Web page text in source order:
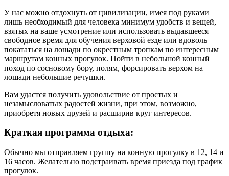
У нас можно отдохнуть от цивилизации, имея под руками
лишь необходимый для человека минимум удобств и вещей,
взятых на ваше усмотрение или использовать выдавшееся
свободное время для обучения верховой езде или вдоволь
покататься на лошади по окрестным тропкам по интересным
маршрутам конных прогулок. Пойти в небольшой конный
поход по сосновому бору, полям, форсировать верхом на
лошади небольшие речушки.
Вам удастся получить удовольствие от простых и
незамысловатых радостей жизни, при этом, возможно,
приобретя новых друзей и расширив круг интересов.
Краткая программа отдыха:
Обычно мы отправляем группу на конную прогулку в 12, 14 и
16 часов. Желательно подстраивать время приезда под график
прогулок.